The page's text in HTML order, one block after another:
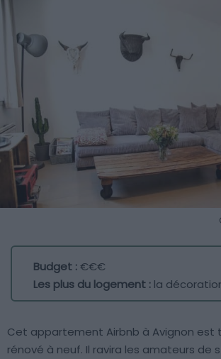
Budget :€€€
Les plus du logement : la
Cet appartement Airbnb à Avignon est
rénové à neuf. Il ravira les amateurs de